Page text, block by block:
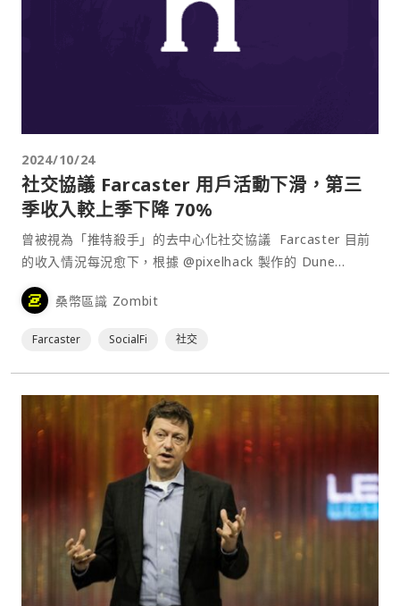
2024/10/24
社交協議 Farcaster 用戶活動下滑，第三
季收入較上季下降 70%
曾被視為「推特殺手」的去中心化社交協議 Farcaster 目前
的收入情況每況愈下，根據 @pixelhack 製作的 Dune
Analytics 面板⋯
桑幣區識 Zombit
Farcaster SocialFi 社交